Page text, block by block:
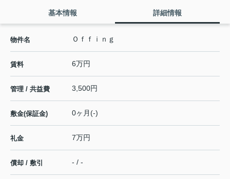
基本情報 詳細情報
物件名 Ｏｆｆｉｎｇ
賃料 6万円
管理 / 共益費 3,500円
敷金(保証金) 0ヶ月(-)
礼金 7万円
償却 / 敷引 - / -